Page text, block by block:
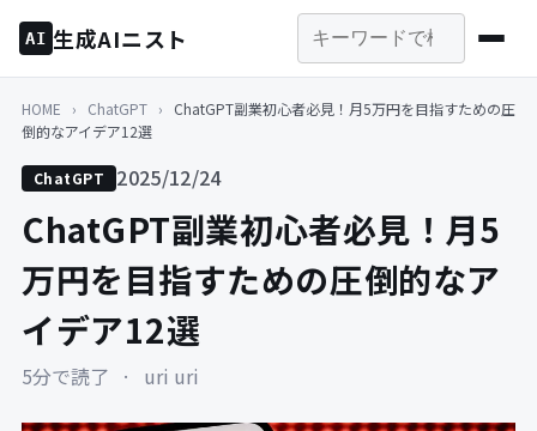
AI 生成AIニスト
HOME › ChatGPT ›
ChatGPT副業初心者必見！月5万円を目指すための圧
倒的なアイデア12選
ChatGPT 2025/12/24
ChatGPT副業初心者必見！月5
万円を目指すための圧倒的なア
イデア12選
5分で読了 · uri uri